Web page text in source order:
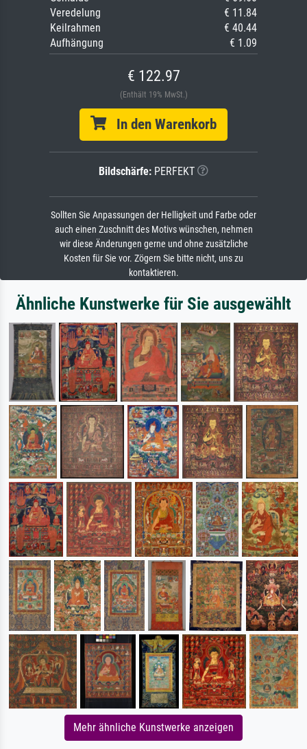
Veredelung
€ 11.84
Keilrahmen
€ 40.44
Aufhängung
€ 1.09
€ 122.97
(Enthält 19% MwSt.)
In den Warenkorb
Bildschärfe: PERFEKT
Sollten Sie Anpassungen der Helligkeit und Farbe oder
auch einen Zuschnitt des Motivs wünschen, nehmen
wir diese Änderungen gerne und ohne zusätzliche
Kosten für Sie vor. Zögern Sie bitte nicht, uns zu
kontaktieren.
Ähnliche Kunstwerke für Sie ausgewählt
Mehr ähnliche Kunstwerke anzeigen